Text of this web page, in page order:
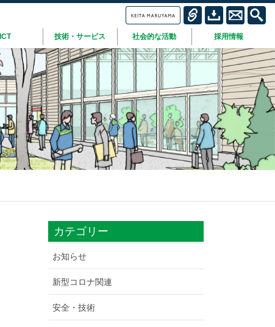
ICT 技術・サービス 社会的な活動 採用情報
カテゴリー
お知らせ
新型コロナ関連
安全・技術